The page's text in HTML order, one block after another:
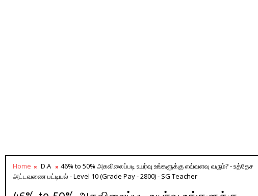
Home D.A
46% to 50% அகவிலைப்படி உயர்வு உங்களுக்கு எவ்வளவு வரும்? - உத்தேச
அட்டவணை பட்டியல் - Level 10 (Grade Pay - 2800) - SG Teacher